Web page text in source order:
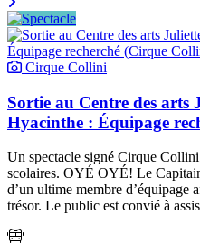
Cirque Collini
Sortie au Centre des arts
Hyacinthe : Équipage
Un spectacle signé Cirque
scolaires. OYÉ OYÉ! Le
d’un ultime membre d’équipage
trésor. Le public est convié à